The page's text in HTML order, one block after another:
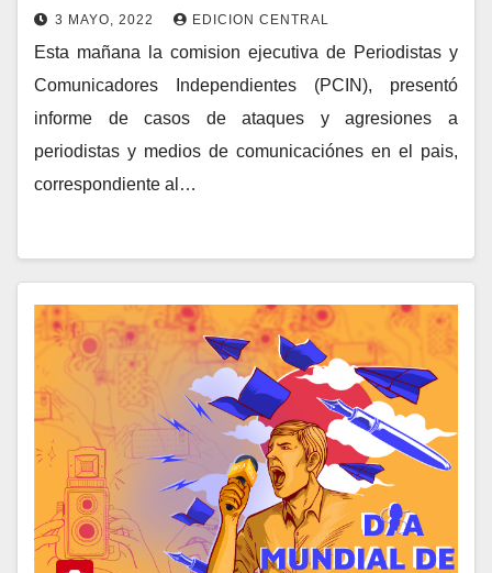
3 MAYO, 2022 EDICION CENTRAL
Esta mañana la comision ejecutiva de Periodistas y
Comunicadores Independientes (PCIN), presentó
informe de casos de ataques y agresiones a
periodistas y medios de comunicaciónes en el pais,
correspondiente al…